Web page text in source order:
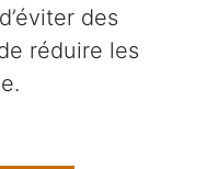
des
réduire les